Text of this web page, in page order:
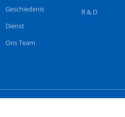
Geschiedenis
Dienst
Ons Team
R & D